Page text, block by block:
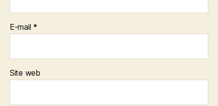
E-mail *
Site web